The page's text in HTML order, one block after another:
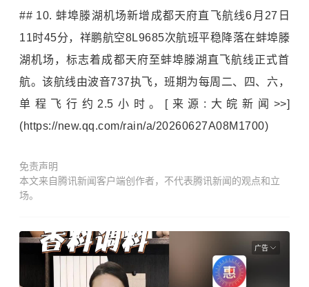
## 10. 蚌埠滕湖机场新增成都天府直飞航线6月27日
11时45分，祥鹏航空8L9685次航班平稳降落在蚌埠滕
湖机场，标志着成都天府至蚌埠滕湖直飞航线正式首
航。该航线由波音737执飞，班期为每周二、四、六，
单程飞行约2.5小时。[来源:大皖新闻>>]
(https://new.qq.com/rain/a/20260627A08M1700)
免责声明
本文来自腾讯新闻客户端创作者，不代表腾讯新闻的观点和立
场。
广告